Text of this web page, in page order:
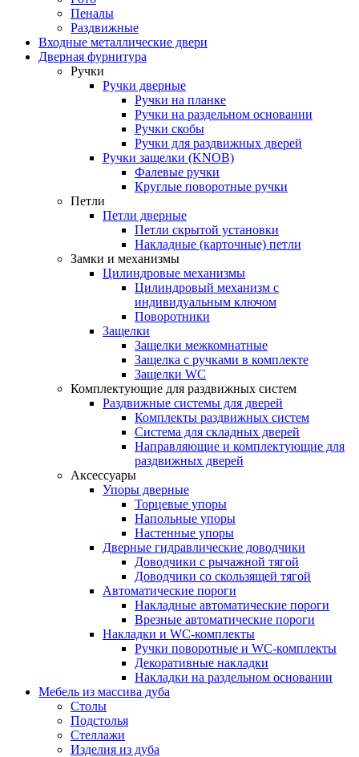
Пеналы
Раздвижные
Входные металлические двери
Дверная фурнитура
Ручки
Ручки дверные
Ручки на планке
Ручки на раздельном основании
Ручки скобы
Ручки для раздвижных дверей
Ручки защелки (KNOB)
Фалевые ручки
Круглые поворотные ручки
Петли
Петли дверные
Петли скрытой установки
Накладные (карточные) петли
Замки и механизмы
Цилиндровые механизмы
Цилиндровый механизм с
индивидуальным ключом
Поворотники
Защелки
Защелки межкомнатные
Защелка с ручками в комплекте
Защелки WC
Комплектующие для раздвижных систем
Раздвижные системы для дверей
Комплекты раздвижных систем
Система для складных дверей
Направляющие и комплектующие для
раздвижных дверей
Аксессуары
Упоры дверные
Торцевые упоры
Напольные упоры
Настенные упоры
Дверные гидравлические доводчики
Доводчики с рычажной тягой
Доводчики со скользящей тягой
Автоматические пороги
Накладные автоматические пороги
Врезные автоматические пороги
Накладки и WC-комплекты
Ручки поворотные и WC-комплекты
Декоративные накладки
Накладки на раздельном основании
Мебель из массива дуба
Столы
Подстолья
Стеллажи
Изделия из дуба